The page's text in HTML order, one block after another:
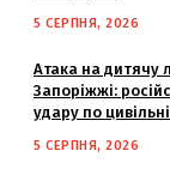
5 СЕРПНЯ, 2026
Атака на дитячу
Запоріжжі:
удару по
5 СЕРПНЯ, 2026